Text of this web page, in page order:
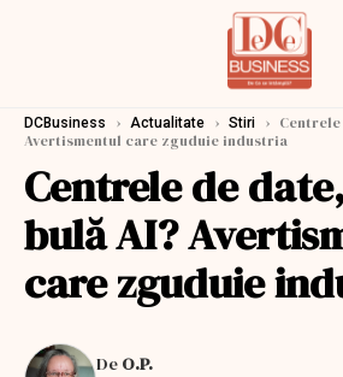
DCBusiness › Actualitate › Stiri ›
Avertismentul care zguduie industria
Centrele de
bulă AI?
care zguduie
De O.P.